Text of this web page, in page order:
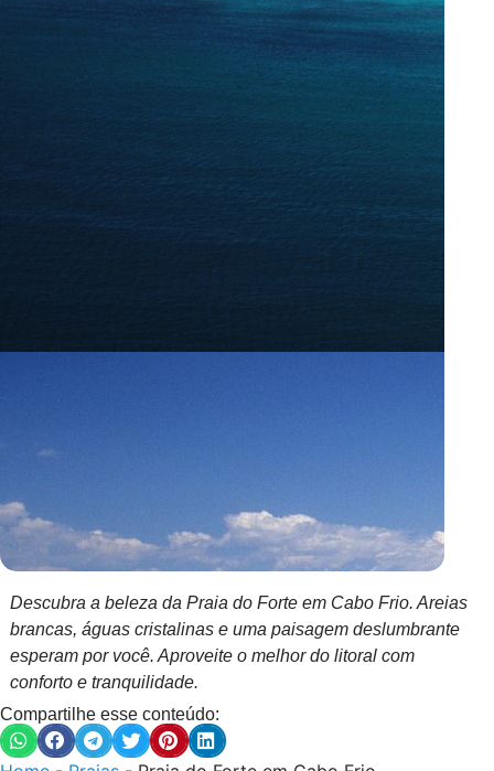
Descubra a beleza da Praia do Forte em Cabo Frio. Areias
brancas, águas cristalinas e uma paisagem deslumbrante
esperam por você. Aproveite o melhor do litoral com
conforto e tranquilidade.
Compartilhe esse conteúdo: